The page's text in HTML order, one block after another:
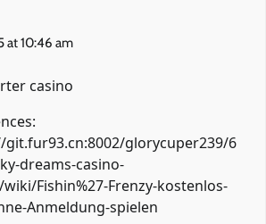
at 10:46 am
casino
glorycuper239/6
dreams-casino-
Fishin%27-Frenzy-kostenlos-
Anmeldung-spielen